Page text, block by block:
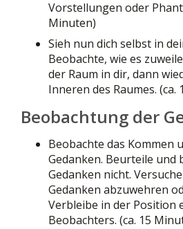
Vorstellungen oder
Minuten)
Sieh nun dich selbst in
Beobachte, wie es
der Raum in dir, dann
Inneren des Raumes. (ca.
Beobachtung der
Beobachte das Kommen
Gedanken. Beurteile und
Gedanken nicht.
Gedanken abzuwehren
Verbleibe in der Position
Beobachters. (ca. 15